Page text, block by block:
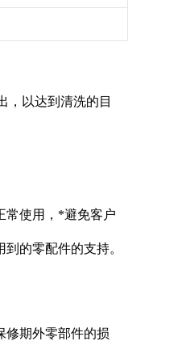
，以达到清洗的目
常使用，*避免客户
的零配件的支持。
修期外零部件的损